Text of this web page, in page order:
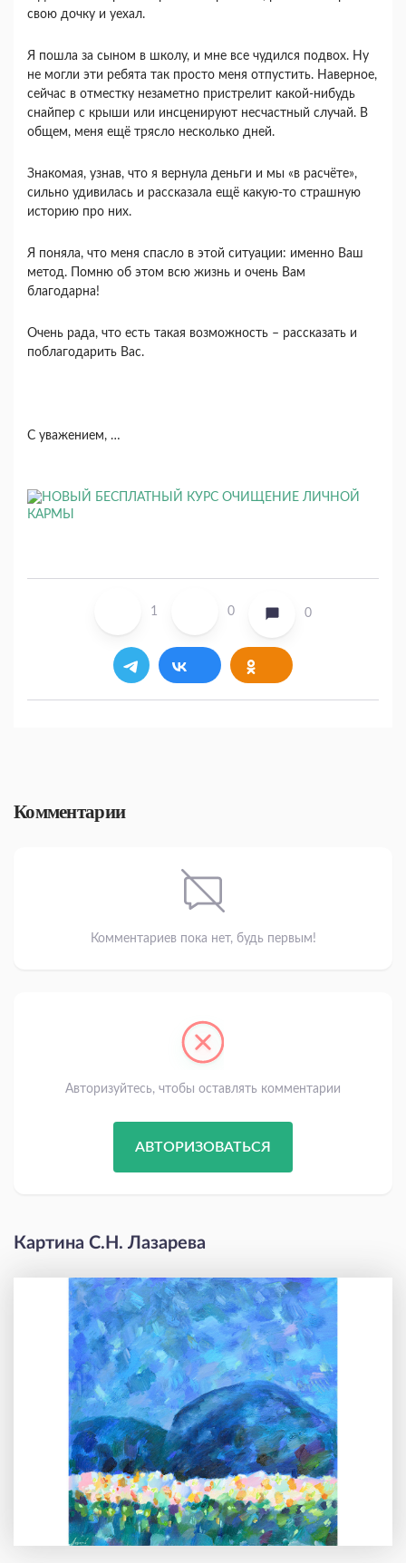
свою дочку и уехал.
Я пошла за сыном в школу, и мне все чудился подвох. Ну
не могли эти ребята так просто меня отпустить. Наверное,
сейчас в отместку незаметно пристрелит какой-нибудь
снайпер с крыши или инсценируют несчастный случай. В
общем, меня ещё трясло несколько дней.
Знакомая, узнав, что я вернула деньги и мы «в расчёте»,
сильно удивилась и рассказала ещё какую-то страшную
историю про них.
Я поняла, что меня спасло в этой ситуации: именно Ваш
метод. Помню об этом всю жизнь и очень Вам
благодарна!
Очень рада, что есть такая возможность – рассказать и
поблагодарить Вас.
С уважением, …
1 0 0
Комментарии
Комментариев пока нет, будь первым!
Авторизуйтесь, чтобы оставлять комментарии
АВТОРИЗОВАТЬСЯ
Картина С.Н. Лазарева